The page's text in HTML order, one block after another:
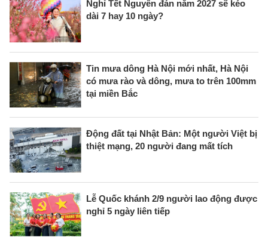
Nghỉ Tết Nguyên đán năm 2027 sẽ kéo
dài 7 hay 10 ngày?
Tin mưa dông Hà Nội mới nhất, Hà Nội
có mưa rào và dông, mưa to trên 100mm
tại miền Bắc
Động đất tại Nhật Bản: Một người Việt bị
thiệt mạng, 20 người đang mất tích
Lễ Quốc khánh 2/9 người lao động được
nghỉ 5 ngày liên tiếp